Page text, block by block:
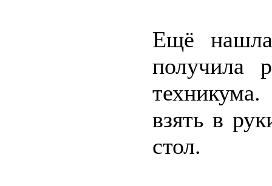
Ещё
получила
взять в
стол.